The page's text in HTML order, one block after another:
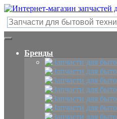
Бренды